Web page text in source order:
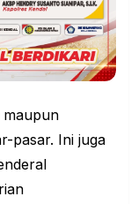
maupun
pasar. Ini juga